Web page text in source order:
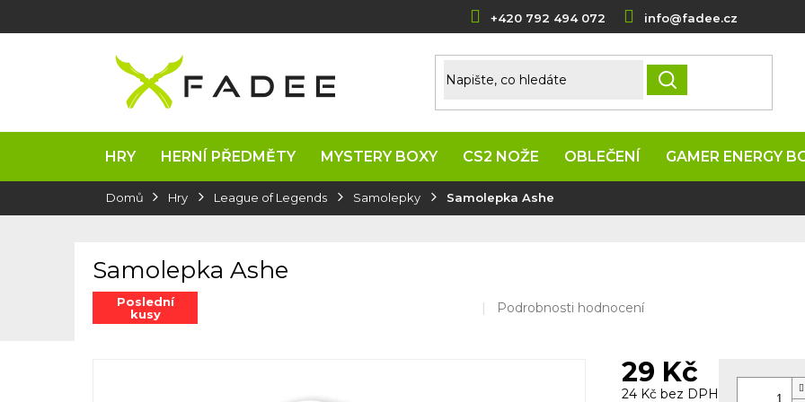
+420 792 494 072 info@fadee.cz
HLEDAT
HRY HERNÍ PŘEDMĚTY MYSTERY BOXY CS2 NOŽE OBLEČENÍ GAMER ENERGY
DomůHry League of Legends Samolepky Samolepka Ashe
Samolepka Ashe
Poslední
kusy
Průměrné
Podrobnosti hodnocení
29 Kč
24 Kč bez DPH